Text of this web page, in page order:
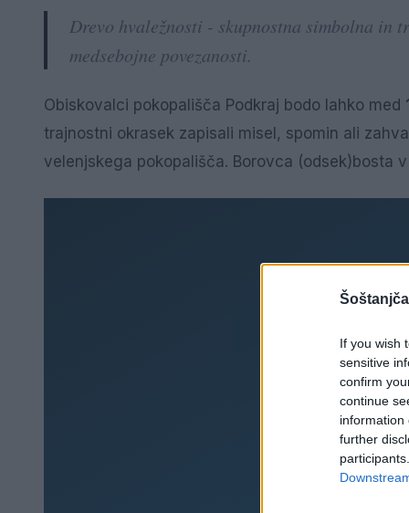
If you wish
sensitive
confirm
continue
information
further
Drevo hvaležnosti - skupnostna simbolna in
medsebojne povezanosti.
Obiskovalci pokopališča Podkraj bodo lahko med
trajnostni okrasek zapisali misel, spomin ali
velenjskega pokopališča. Borovca (odsek)bosta